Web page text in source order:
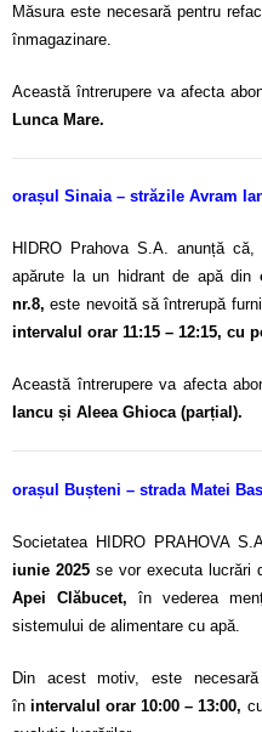
Măsura este necesară pentru
înmagazinare.
Această întrerupere va afecta
Lunca Mare.
orașul Sinaia – străzile Avram
HIDRO Prahova S.A. anunță
apărute la un hidrant de apă din
nr.8,este nevoită să întrerupă
intervalul orar 11:15 – 12:15, cu
Această întrerupere va afecta
Iancu și Aleea Ghioca (parțial).
orașul Bușteni – strada Matei
Societatea HIDRO PRAHOVA
iunie 2025se vor executa lucrări
Apei Clăbucet, în vederea
sistemului de alimentare cu apă.
Din acest motiv, este
înintervalul orar 10:00 – 13:00,